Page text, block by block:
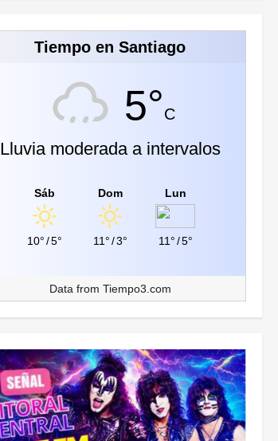
Tiempo en Santiago
5°C
Lluvia moderada a intervalos
Sáb
10° /5°
Dom
11°/3°
Lun
11°/5°
Data from Tiempo3.com